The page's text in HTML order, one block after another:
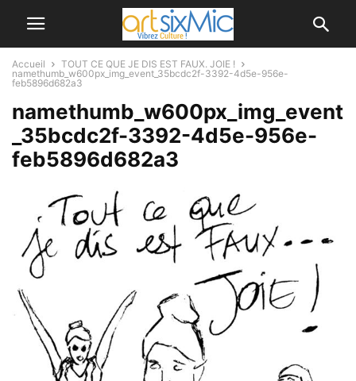
Accueil
TOUT CE QUE JE DIS EST FAUX. JOIE !
namethumb_w600px_img_event_35bcdc2f-3392-4d5e-956e-
feb5896d682a3
namethumb_w600px_img_event
_35bcdc2f-3392-4d5e-956e-
feb5896d682a3